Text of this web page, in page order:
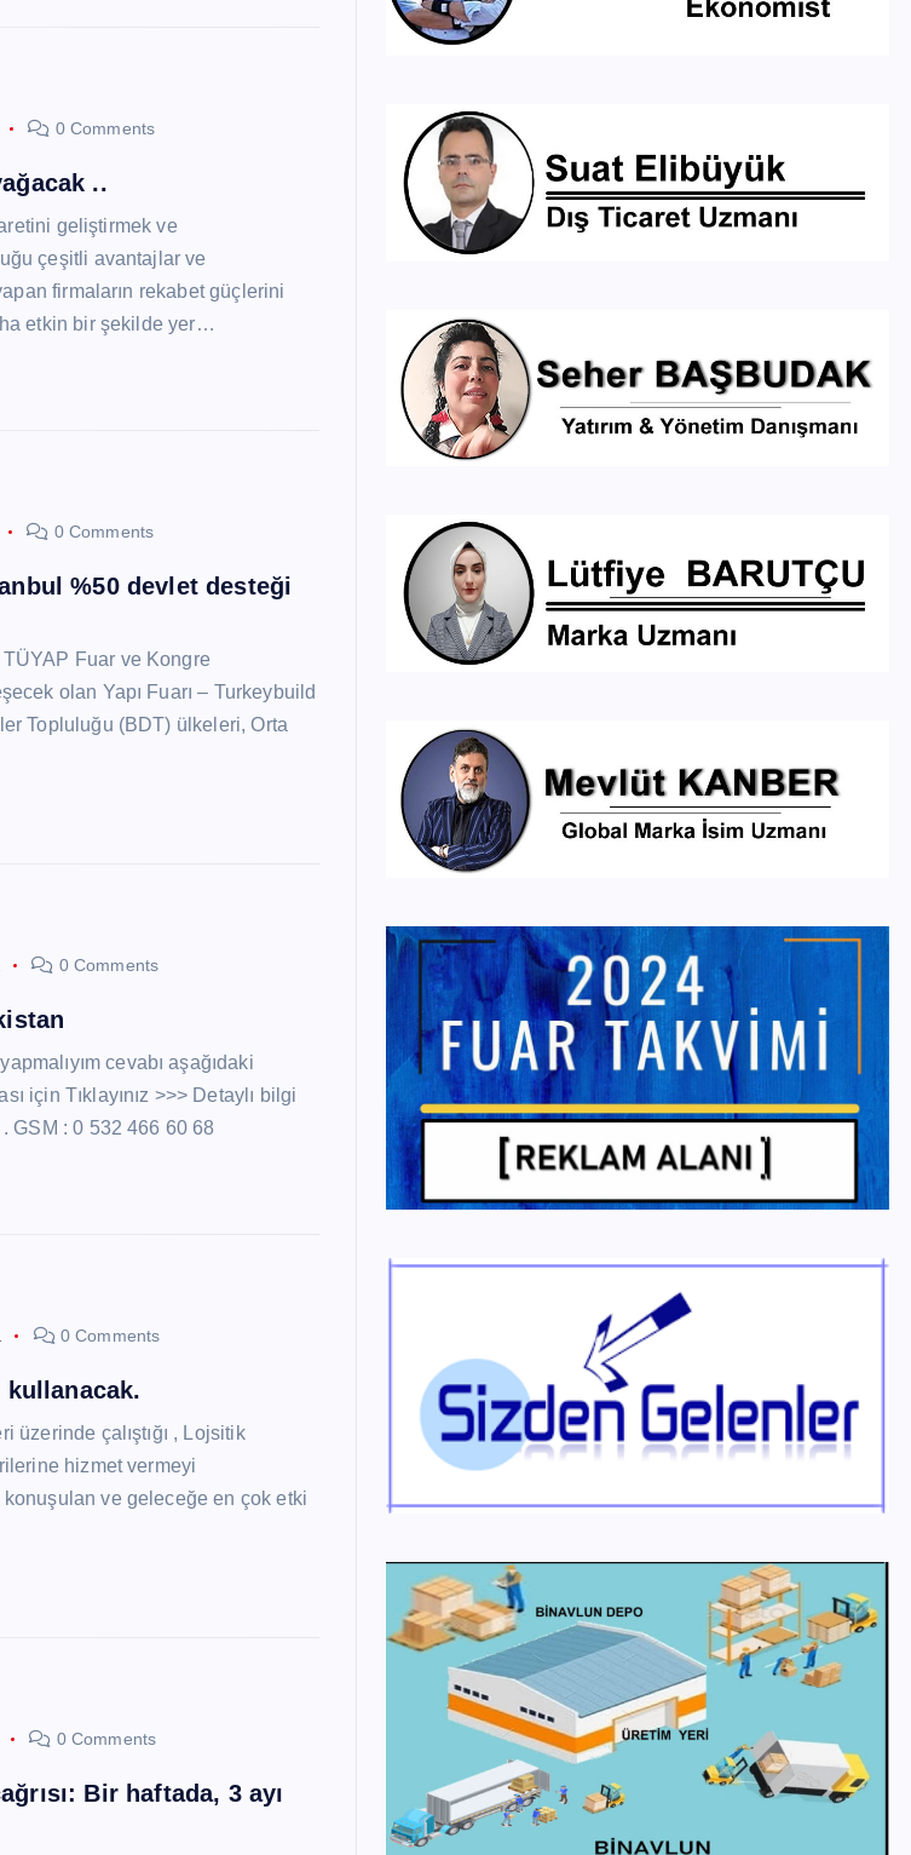
0 Comments
..
geliştirmek ve
çeşitli avantajlar ve
firmaların rekabet güçlerini
etkin bir şekilde yer…
0 Comments
%50 devlet desteği
Fuar ve Kongre
olan Yapı Fuarı – Turkeybuild
Topluluğu (BDT) ülkeleri, Orta
0 Comments
cevabı aşağıdaki
için Tıklayınız >>> Detaylı bilgi
GSM : 0 532 466 60 68
0 Comments
kullanacak.
üzerinde çalıştığı , Lojsitik
hizmet vermeyi
konuşulan ve geleceğe en çok etki
0 Comments
Bir haftada, 3 ayı